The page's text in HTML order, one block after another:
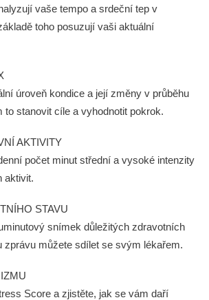
vaše tempo a srdeční tep v
toho posuzují vaši aktuální
úroveň kondice a její změny v průběhu
to stanovit cíle a vyhodnotit pokrok.
AKTIVITY
počet minut střední a vysoké intenzity
aktivit.
STAVU
snímek důležitých zdravotních
zprávu můžete sdílet se svým lékařem.
Score a zjistěte, jak se vám daří